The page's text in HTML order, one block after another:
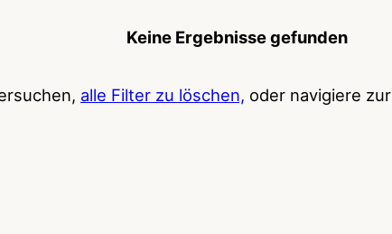
Keine Ergebnisse gefunden
alle Filter zu löschen, oder navigiere zur